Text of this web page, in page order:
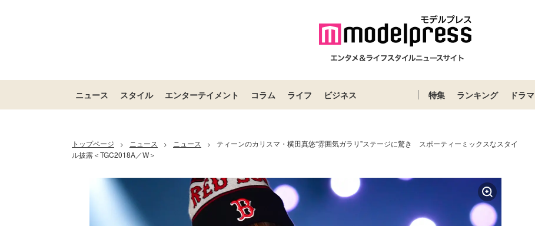
ニュース スタイル エンターテイメント コラム ライフ ビジネス 特集 ランキング ドラマ
トップページ > ニュース > ニュース >
ティーンのカリスマ・横田真悠“雰囲気ガラリ”ステージに驚き スポーティーミックスなスタイ
ル披露＜TGC2018A／W＞